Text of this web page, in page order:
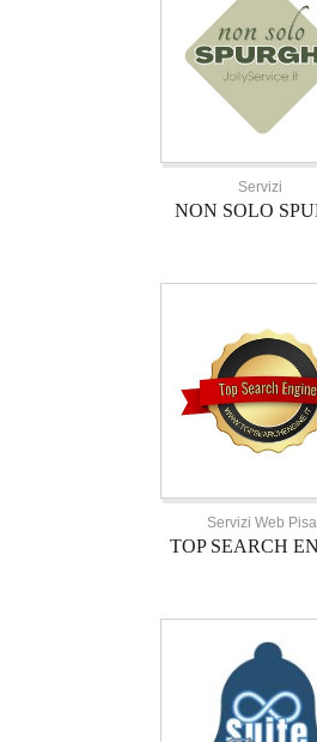
Servizi
NON SOLO
Servizi Web Pisa
TOP SEARCH